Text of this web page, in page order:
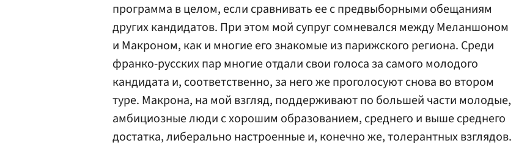
программа в целом, если сравнивать ее с предвыборными обещаниям
других кандидатов. При этом мой супруг сомневался между Меланшоном
и Макроном, как и многие его знакомые из парижского региона. Среди
франко-русских пар многие отдали свои голоса за самого молодого
кандидата и, соответственно, за него же проголосуют снова во втором
туре. Макрона, на мой взгляд, поддерживают по большей части молодые,
амбициозные люди с хорошим образованием, среднего и выше среднего
достатка, либерально настроенные и, конечно же, толерантных взглядов.